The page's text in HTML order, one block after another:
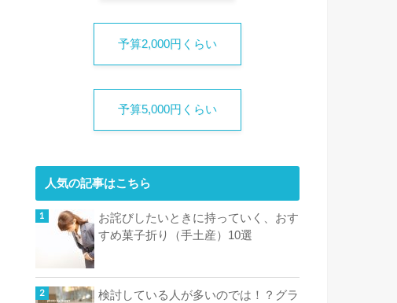
予算2,000円くらい
予算5,000円くらい
人気の記事はこちら
お詫びしたいときに持っていく、おす
すめ菓子折り（手土産）10選
検討している人が多いのでは！？グラ